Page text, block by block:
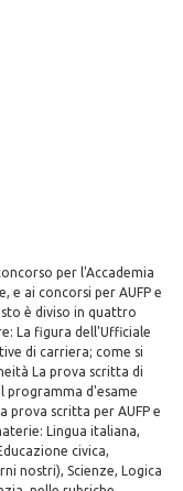
per l'Accademia
e ai concorsi per AUFP e
è diviso in quattro
La figura dell'Ufficiale
di carriera; come si
La prova scritta di
programma d'esame
prova scritta per AUFP e
Lingua italiana,
civica,
nostri), Scienze, Logica